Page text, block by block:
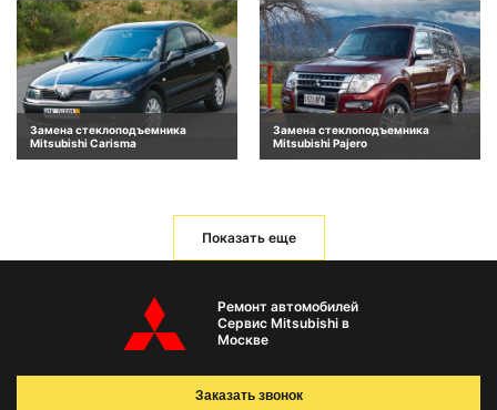
Замена стеклоподъемника
Mitsubishi Carisma
Замена стеклоподъемника
Mitsubishi Pajero
Показать еще
Ремонт автомобилей
Сервис Mitsubishi в
Москве
Заказать звонок